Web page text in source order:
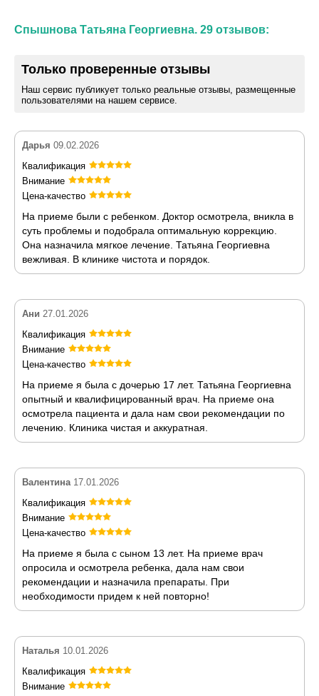
Спышнова Татьяна Георгиевна. 29 отзывов:
Только проверенные отзывы
Наш сервис публикует только реальные отзывы, размещенные
пользователями на нашем сервисе.
Дарья 09.02.2026
Квалификация
Внимание
Цена-качество
На приеме были с ребенком. Доктор осмотрела, вникла в
суть проблемы и подобрала оптимальную коррекцию.
Она назначила мягкое лечение. Татьяна Георгиевна
вежливая. В клинике чистота и порядок.
Ани 27.01.2026
Квалификация
Внимание
Цена-качество
На приеме я была с дочерью 17 лет. Татьяна Георгиевна
опытный и квалифицированный врач. На приеме она
осмотрела пациента и дала нам свои рекомендации по
лечению. Клиника чистая и аккуратная.
Валентина 17.01.2026
Квалификация
Внимание
Цена-качество
На приеме я была с сыном 13 лет. На приеме врач
опросила и осмотрела ребенка, дала нам свои
рекомендации и назначила препараты. При
необходимости придем к ней повторно!
Наталья 10.01.2026
Квалификация
Внимание